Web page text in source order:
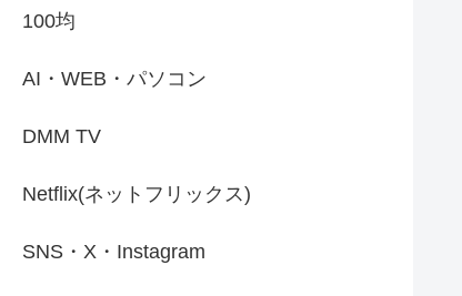
100均
AI・WEB・パソコン
DMM TV
Netflix(ネットフリックス)
SNS・X・Instagram